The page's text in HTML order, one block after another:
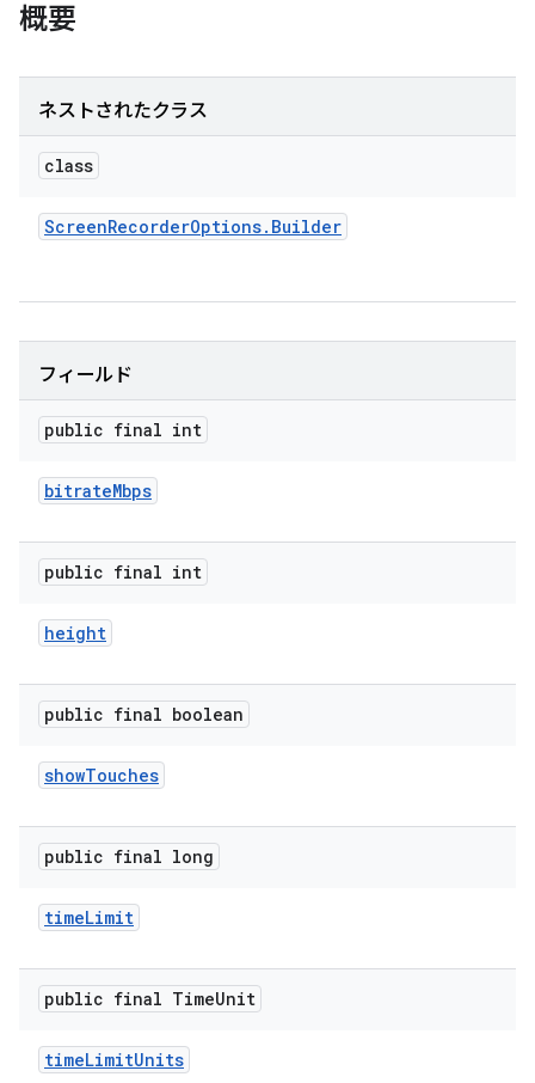
概要
ネストされたクラス
class
ScreenRecorderOptions. Builder
フィールド
public final int
bitrateMbps
public final int
height
public final boolean
showTouches
public final long
timeLimit
public final TimeUnit
timeLimitUnits